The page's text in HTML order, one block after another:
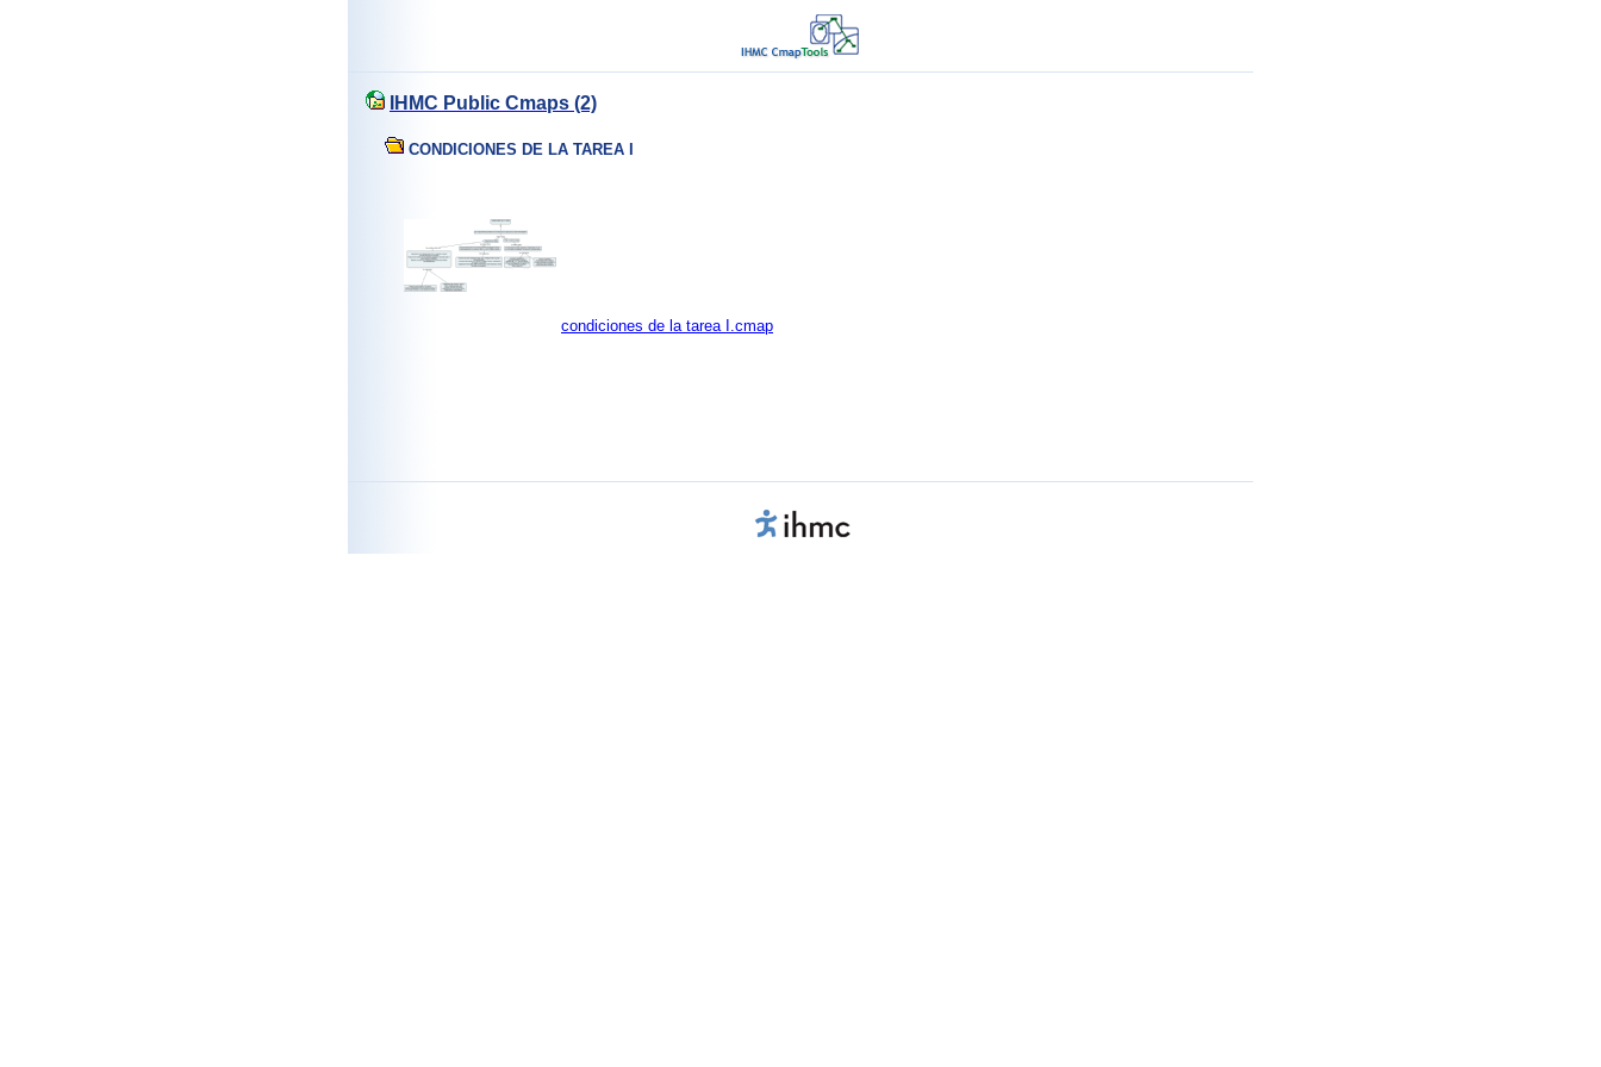
IHMC Public Cmaps (2)
CONDICIONES DE LA TAREA I
condiciones de la tarea I.cmap